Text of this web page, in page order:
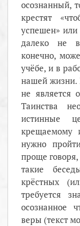
осознанный,
крестят
успешен» или
далеко не
конечно,
учёбе, и в
нашей жизни.
не является
Таинства
истинные
крещаемому
нужно
проще
такие
крёстных
требуется
осознанное
веры (текст